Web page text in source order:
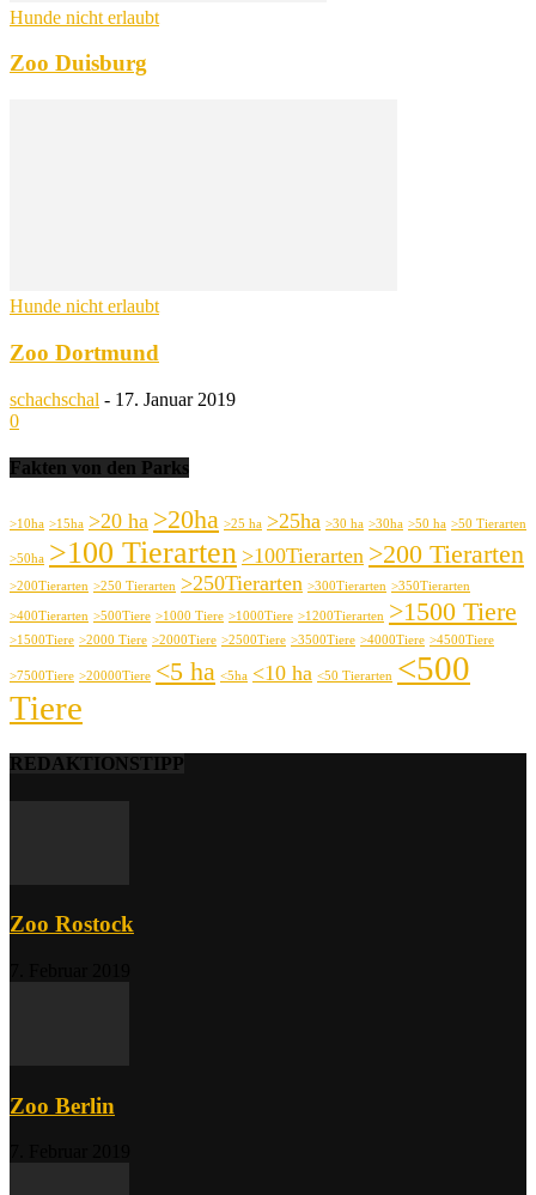
Hunde nicht erlaubt
Zoo Duisburg
Hunde nicht erlaubt
Zoo Dortmund
schachschal - 17. Januar 2019
0
Fakten von den Parks
>10ha >15ha >20 ha >20ha >25 ha >25ha >30 ha >30ha >50 ha >50 Tierarten
>50ha >100 Tierarten >100Tierarten >200 Tierarten
>200Tierarten >250 Tierarten >250Tierarten >300Tierarten >350Tierarten
>400Tierarten >500Tiere >1000 Tiere >1000Tiere >1200Tierarten >1500 Tiere
>1500Tiere >2000 Tiere >2000Tiere >2500Tiere >3500Tiere >4000Tiere >4500Tiere
>7500Tiere >20000Tiere <5 ha <5ha <10 ha <50 Tierarten <500
Tiere
REDAKTIONSTIPP
Zoo Rostock
Zoo Berlin